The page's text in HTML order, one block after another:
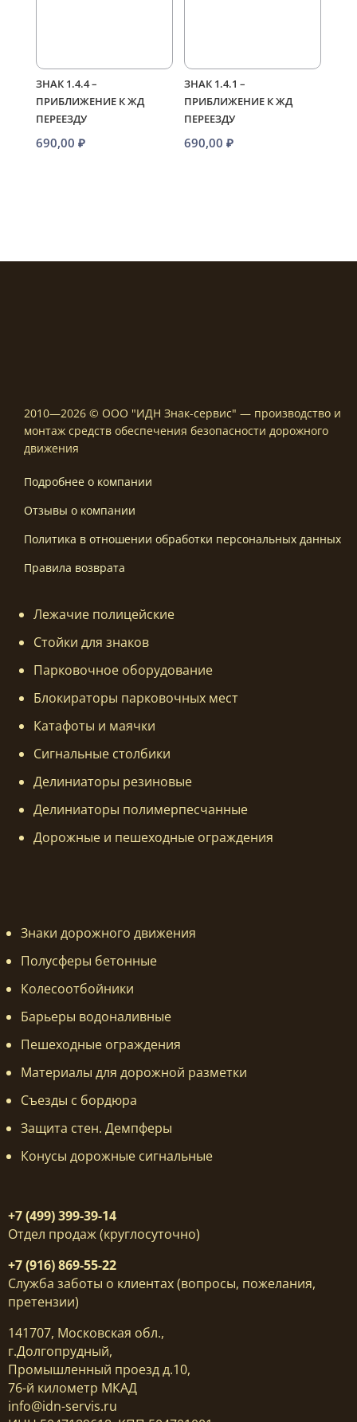
ЗНАК 1.4.4 –
ПРИБЛИЖЕНИЕ К ЖД
ПЕРЕЕЗДУ
690,00 ₽
ЗНАК 1.4.1 –
ПРИБЛИЖЕНИЕ К ЖД
ПЕРЕЕЗДУ
690,00₽
2010—2026 © ООО "ИДН Знак-сервис" — производство и
монтаж средств обеспечения безопасности дорожного
движения
Подробнее о компании
Отзывы о компании
Политика в отношении обработки персональных данных
Правила возврата
Лежачие полицейские
Стойки для знаков
Парковочное оборудование
Блокираторы парковочных мест
Катафоты и маячки
Сигнальные столбики
Делиниаторы резиновые
Делиниаторы полимерпесчанные
Дорожные и пешеходные ограждения
Знаки дорожного движения
Полусферы бетонные
Колесоотбойники
Барьеры водоналивные
Пешеходные ограждения
Материалы для дорожной разметки
Съезды с бордюра
Защита стен. Демпферы
Конусы дорожные сигнальные
+7 (499) 399-39-14
Отдел продаж (круглосуточно)
+7 (916) 869-55-22
Служба заботы о клиентах (вопросы, пожелания,
претензии)
141707, Московская обл.,
г.Долгопрудный,
Промышленный проезд д.10,
76-й километр МКАД
info@idn-servis.ru